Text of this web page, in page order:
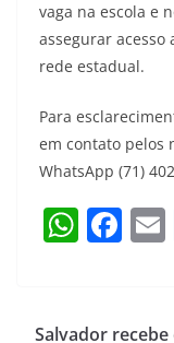
vaga na escola e
assegurar acesso
rede estadual.
Para
em contato pelos
WhatsApp (71)
W
s
F
e l
Salvador